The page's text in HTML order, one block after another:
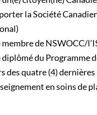
la Société
de NSWOCC/
diplômé du Programme
des quatre (4)
en soins de